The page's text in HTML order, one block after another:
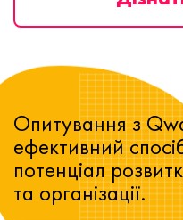
Опитування з
ефективний
потенціал
та організації.